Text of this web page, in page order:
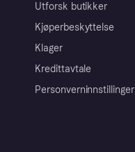
Utforsk butikker
Kjøperbeskyttelse
Klager
Kredittavtale
Personverninnstillinger